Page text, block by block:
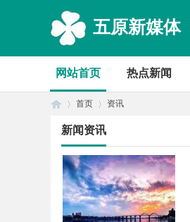
五原新媒体
网站首页 热点新闻
›
首页
›
资讯
新闻资讯